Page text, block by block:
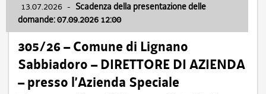
13.07.2026 - Scadenza della presentazione delle
domande: 07.09.2026 12:00
305/26 – Comune di Lignano
Sabbiadoro – DIRETTORE DI AZIENDA
– presso l’Azienda Speciale